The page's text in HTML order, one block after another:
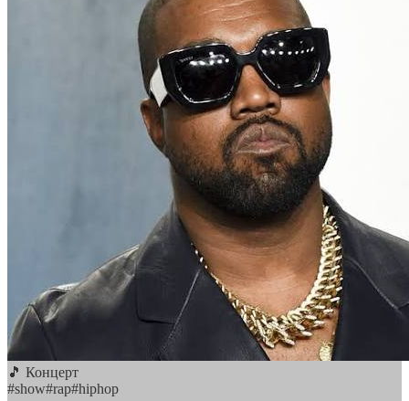
🎵 Концерт
#show#rap#hiphop